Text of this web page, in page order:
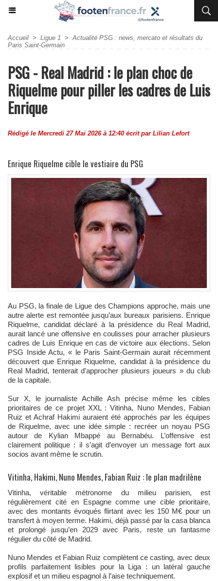
Accueil > Ligue 1 > Actualité PSG : news, mercato et résultats du
Paris Saint-Germain
PSG - Real Madrid : le plan choc de
Riquelme pour piller les cadres de Luis
Enrique
Rédigé le Mercredi 27 Mai 2026 à 12:40 écrit par Lilian Lefort
Enrique Riquelme cible le vestiaire du PSG
Au PSG, la finale de Ligue des Champions approche, mais une
autre alerte est remontée jusqu’aux bureaux parisiens. Enrique
Riquelme, candidat déclaré à la présidence du Real Madrid,
aurait lancé une offensive en coulisses pour arracher plusieurs
cadres de Luis Enrique en cas de victoire aux élections. Selon
PSG Inside Actu, « le Paris Saint-Germain aurait récemment
découvert que Enrique Riquelme, candidat à la présidence du
Real Madrid, tenterait d'approcher plusieurs joueurs » du club
de la capitale.
Sur X, le journaliste Achille Ash précise même les cibles
prioritaires de ce projet XXL : Vitinha, Nuno Mendes, Fabian
Ruiz et Achraf Hakimi auraient été approchés par les équipes
de Riquelme, avec une idée simple : recréer un noyau PSG
autour de Kylian Mbappé au Bernabéu. L’offensive est
clairement politique : il s’agit d’envoyer un message fort aux
socios avant même le scrutin.
Vitinha, Hakimi, Nuno Mendes, Fabian Ruiz : le plan madrilène
Vitinha, véritable métronome du milieu parisien, est
régulièrement cité en Espagne comme une cible prioritaire,
avec des montants évoqués flirtant avec les 150 M€ pour un
transfert à moyen terme. Hakimi, déjà passé par la casa blanca
et prolongé jusqu’en 2029 avec Paris, reste un fantasme
régulier du côté de Madrid.
Nuno Mendes et Fabian Ruiz complètent ce casting, avec deux
profils parfaitement lisibles pour la Liga : un latéral gauche
explosif et un milieu espagnol à l’aise techniquement.